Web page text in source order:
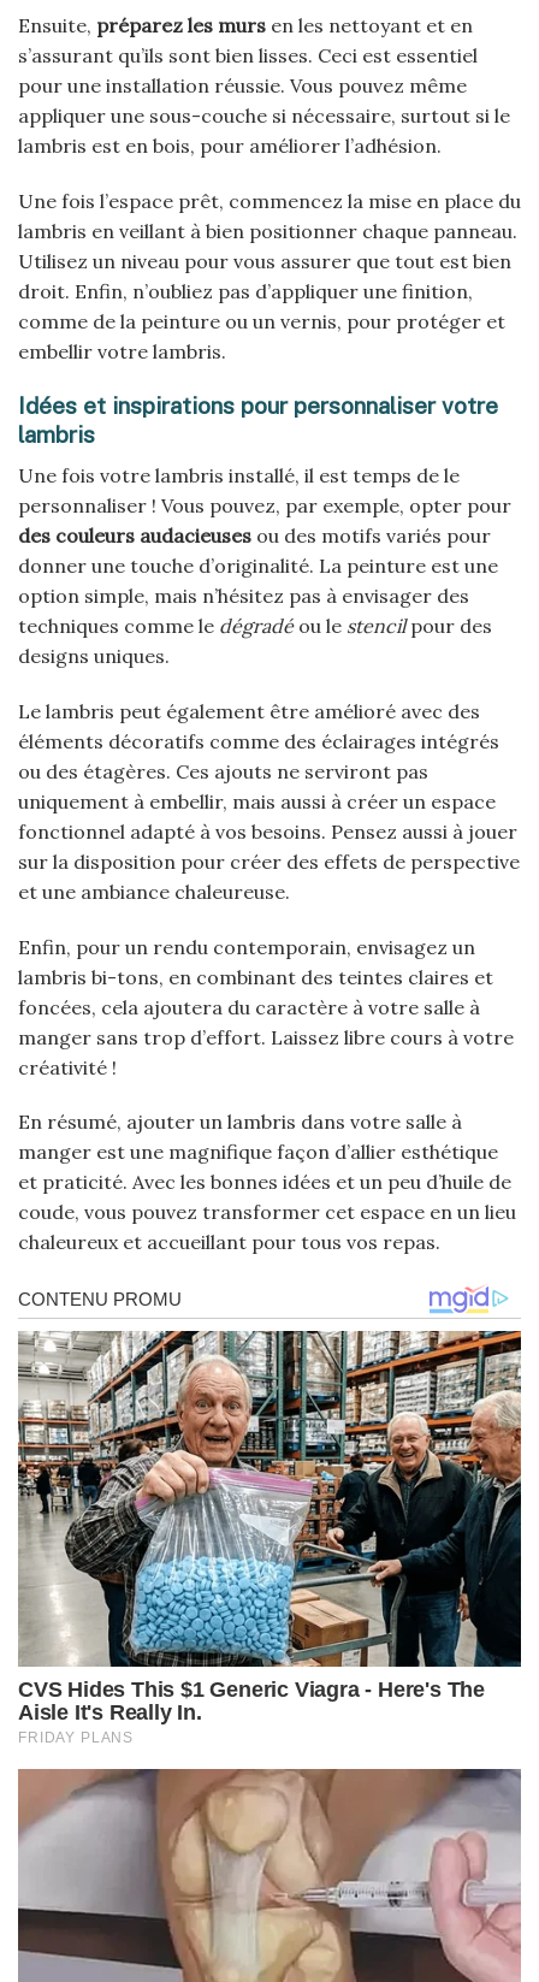
Ensuite, préparez les murs en les nettoyant et en
s’assurant qu’ils sont bien lisses. Ceci est essentiel
pour une installation réussie. Vous pouvez même
appliquer une sous-couche si nécessaire, surtout si le
lambris est en bois, pour améliorer l’adhésion.
Une fois l’espace prêt, commencez la mise en place du
lambris en veillant à bien positionner chaque panneau.
Utilisez un niveau pour vous assurer que tout est bien
droit. Enfin, n’oubliez pas d’appliquer une finition,
comme de la peinture ou un vernis, pour protéger et
embellir votre lambris.
Idées et inspirations pour personnaliser votre
lambris
Une fois votre lambris installé, il est temps de le
personnaliser ! Vous pouvez, par exemple, opter pour
des couleurs audacieuses ou des motifs variés pour
donner une touche d’originalité. La peinture est une
option simple, mais n’hésitez pas à envisager des
techniques comme le dégradéou le stencilpour des
designs uniques.
Le lambris peut également être amélioré avec des
éléments décoratifs comme des éclairages intégrés
ou des étagères. Ces ajouts ne serviront pas
uniquement à embellir, mais aussi à créer un espace
fonctionnel adapté à vos besoins. Pensez aussi à jouer
sur la disposition pour créer des effets de perspective
et une ambiance chaleureuse.
Enfin, pour un rendu contemporain, envisagez un
lambris bi-tons, en combinant des teintes claires et
foncées, cela ajoutera du caractère à votre salle à
manger sans trop d’effort. Laissez libre cours à votre
créativité !
En résumé, ajouter un lambris dans votre salle à
manger est une magnifique façon d’allier esthétique
et praticité. Avec les bonnes idées et un peu d’huile de
coude, vous pouvez transformer cet espace en un lieu
chaleureux et accueillant pour tous vos repas.